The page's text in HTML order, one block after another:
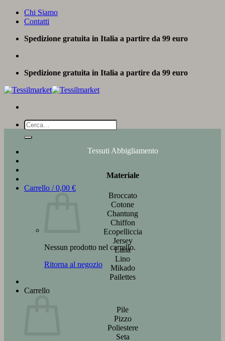
Salta
Chi Siamo
Contatti
Spedizione gratuita in Italia a partire da 99 euro
Spedizione gratuita in Italia a partire da 99 euro
Cerca:
Carrello /0,00 €
Nessun prodotto nel carrello.
Ritorna al negozio
Carrello
Tessuti Abbigliamento
Materiale
Broccato
Cotone
Chantung
Chiffon
Ecopelliccia
Jersey
Lana
Lino
Mikado
Pailettes
Pile
Pizzo
Poliestere
Seta